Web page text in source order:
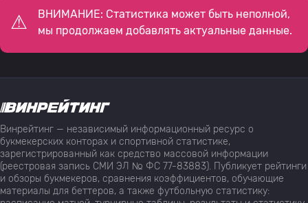
ВНИМАНИЕ: Статистика может быть неполной,
мы продолжаем добавлять актуальные данные.
Винрейтинг — независимый информационный ресурс о
букмекерских конторах и спортивной статистике,
зарегистрированный как средство массовой информации
(реестровая запись СМИ ЭЛ № ФС 77-83883). Публикует рейтинги
и обзоры букмекеров, сравнения коэффициентов, обучающие
материалы для беттеров, а также футбольную статистику: